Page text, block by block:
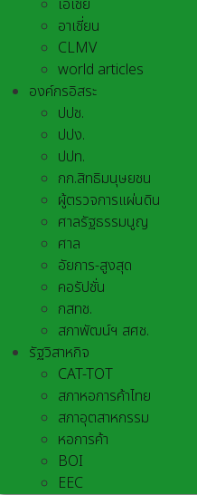
เอเชีย
อาเชี่ยน
CLMV
world articles
องค์กรอิสระ
ปปช.
ปปง.
ปปท.
กก.สิทธิมนุษยชน
ผู้ตรวจการแผ่นดิน
ศาลรัฐธรรมนูญ
ศาล
อัยการ-สูงสุด
คอรัปชั่น
กสทช.
สภาพัฒน์ฯ สศช.
รัฐวิสาหกิจ
CAT-TOT
สภาหอการค้าไทย
สภาอุตสาหกรรม
หอการค้า
BOI
EEC